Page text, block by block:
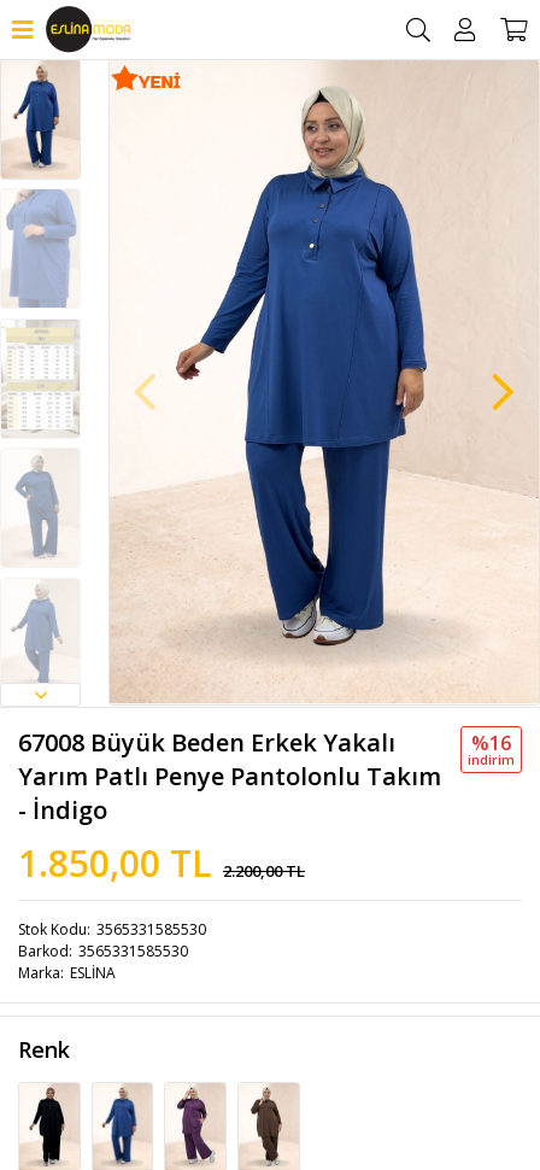
67008 Büyük Beden Erkek Yakalı
Yarım Patlı Penye Pantolonlu Takım
- İndigo
1.850,00 TL 2.200,00 TL
%16
i̇ndi̇ri̇m
Stok Kodu 3565331585530
Barkod 3565331585530
Marka ESLİNA
Renk